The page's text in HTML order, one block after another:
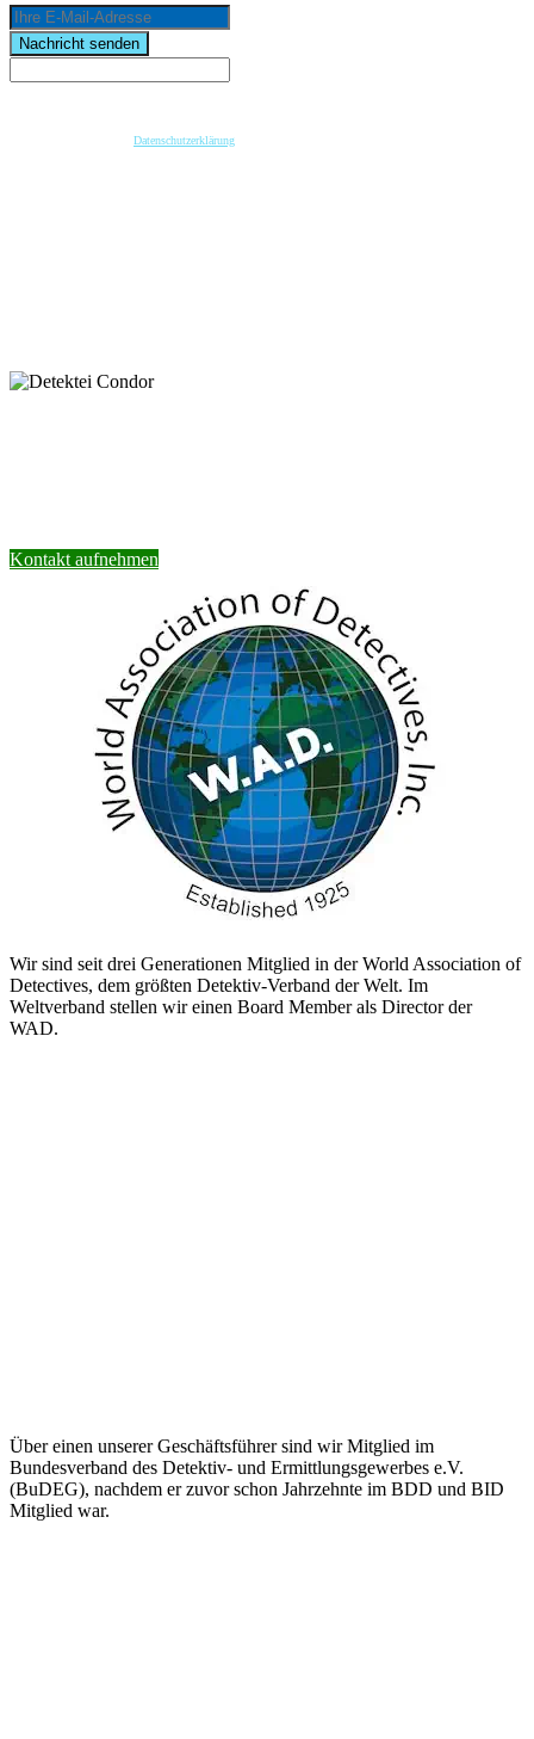
Nachricht senden
Datenschutzerklärung
Kontakt aufnehmen
Wir sind seit drei Generationen Mitglied in der World Association of
Detectives, dem größten Detektiv-Verband der Welt. Im
Weltverband stellen wir einen Board Member als Director der
WAD.
Über einen unserer Geschäftsführer sind wir Mitglied im
Bundesverband des Detektiv- und Ermittlungsgewerbes e.V.
(BuDEG), nachdem er zuvor schon Jahrzehnte im BDD und BID
Mitglied war.